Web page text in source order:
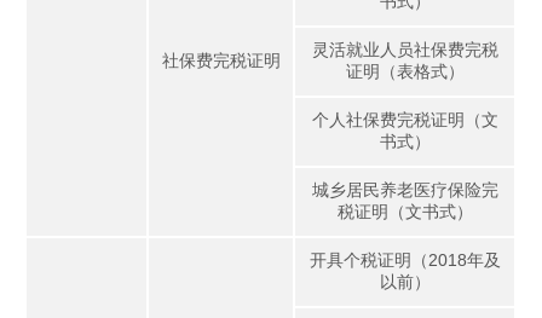
社保费完税证明
灵活就业人员社保费完税
证明（表格式）
个人社保费完税证明（文
书式）
城乡居民养老医疗保险完
税证明（文书式）
开具个税证明（2018年及
以前）